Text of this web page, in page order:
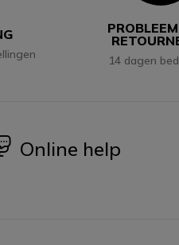
14 dagen
icon
Online help